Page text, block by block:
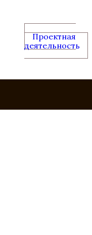
Проектная
деятельность